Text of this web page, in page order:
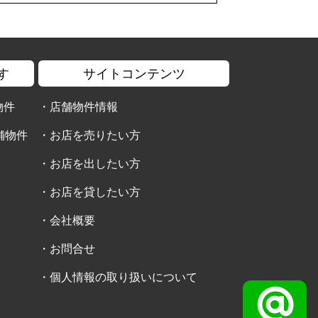
件
物件
サイトコンテンツ
・ 店舗物件情報
・ お店を売りたい方
・ お店を出したい方
・ お店を貸したい方
・会社概要
・ お問合せ
・個人情報の取り扱いについて